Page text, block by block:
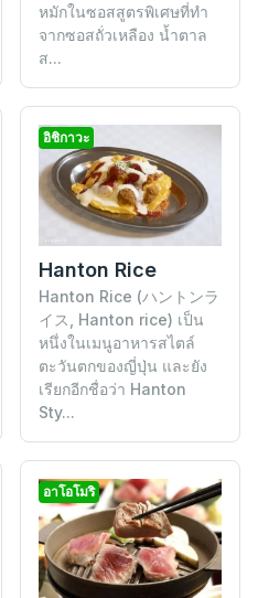
หมักในซอสสูตรพิเศษที่ทำ
จากซอสถั่วเหลือง น้ำตาล
ส...
อิชิกาวะ
Hanton Rice
Hanton Rice (ハントンラ
イス, Hanton rice) เป็น
หนึ่งในเมนูอาหารสไตล์
ตะวันตกของญี่ปุ่น และยัง
เรียกอีกชื่อว่า Hanton
Sty...
อาโอโมริ